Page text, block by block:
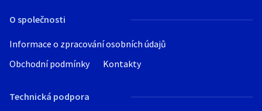
O společnosti
Informace o zpracování osobních údajů
Obchodní podmínky
Kontakty
Technická podpora